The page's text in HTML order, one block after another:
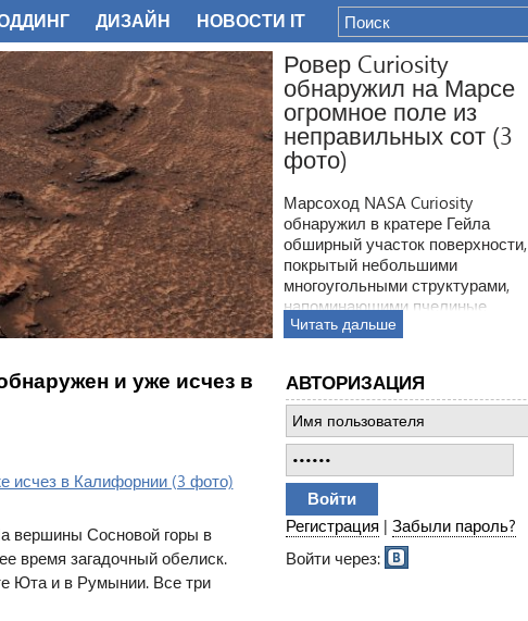
Ровер Curiosity
обнаружил на Марсе
огромное поле из
неправильных сот (3
фото)
Марсоход NASA Curiosity
обнаружил в кратере Гейла
обширный участок поверхности,
покрытый небольшими
многоугольными структурами,
напоминающими пчелиные
соты. Ранее ровер находил
затмила все предыдущее такие
открытия.
Читать дальше
и уже исчез в
вершины Сосновой горы в
время загадочный обелиск.
Юта и в Румынии. Все три
АВТОРИЗАЦИЯ
Регистрация | Забыли пароль?
Войти через:
ДИЗАЙН НОВОСТИ IT